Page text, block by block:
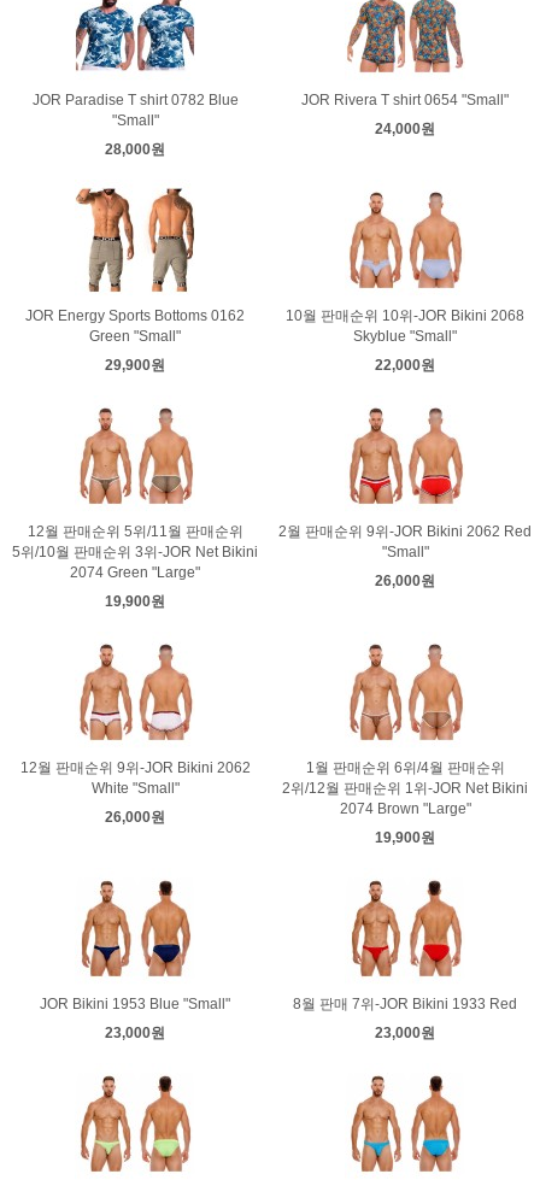
JOR Paradise T shirt 0782 Blue
"Small"
28,000원
JOR Rivera T shirt 0654 "Small"
24,000원
JOR Energy Sports Bottoms 0162
Green "Small"
29,900원
10월 판매순위 10위-JOR Bikini 2068
Skyblue "Small"
22,000원
12월 판매순위 5위/11월 판매순위
5위/10월 판매순위 3위-JOR Net Bikini
2074 Green "Large"
19,900원
2월 판매순위 9위-JOR Bikini 2062 Red
"Small"
26,000원
12월 판매순위 9위-JOR Bikini 2062
White "Small"
26,000원
1월 판매순위 6위/4월 판매순위
2위/12월 판매순위 1위-JOR Net Bikini
2074 Brown "Large"
19,900원
JOR Bikini 1953 Blue "Small"
23,000원
8월 판매 7위-JOR Bikini 1933 Red
23,000원